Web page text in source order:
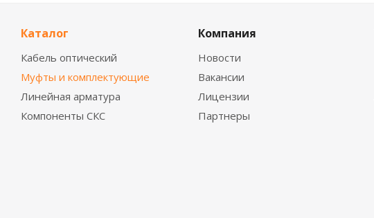
Каталог
Кабель оптический
Муфты и комплектующие
Линейная арматура
Компоненты СКС
Компания
Новости
Вакансии
Лицензии
Партнеры